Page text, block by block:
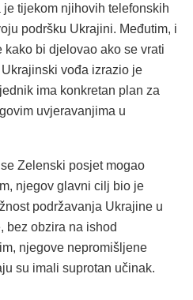
tijekom njihovih telefonskih
podršku Ukrajini. Međutim, i
bi djelovao ako se vrati
vođa izrazio je
ima konkretan plan za
uvjeravanjima u
Zelenski posjet mogao
njegov glavni cilj bio je
podržavanja Ukrajine u
bez obzira na ishod
njegove nepromišljene
su imali suprotan učinak.